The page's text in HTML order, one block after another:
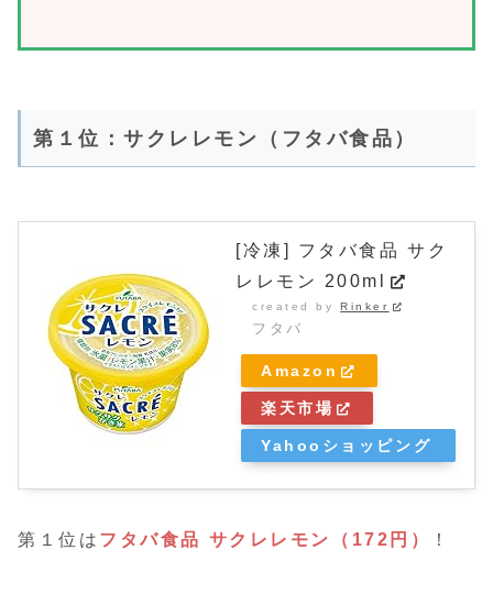
第１位：サクレレモン（フタバ食品）
[冷凍] フタバ食品 サク
レレモン 200ml
created byRinker
フタバ
Amazon
楽天市場
Yahooショッピング
第１位は フタバ食品 サクレレモン（172円） ！